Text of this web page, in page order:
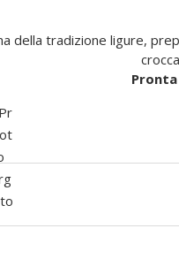
della tradizione ligure,